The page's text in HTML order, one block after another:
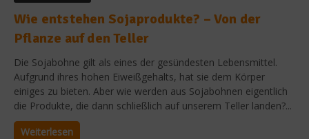
Wie entstehen Sojaprodukte? – Von der
Pflanze auf den Teller
Die Sojabohne gilt als eines der gesündesten Lebensmittel.
Aufgrund ihres hohen Eiweißgehalts, hat sie dem Körper
einiges zu bieten. Aber wie werden aus Sojabohnen eigentlich
die Produkte, die dann schließlich auf unserem Teller landen?...
Weiterlesen